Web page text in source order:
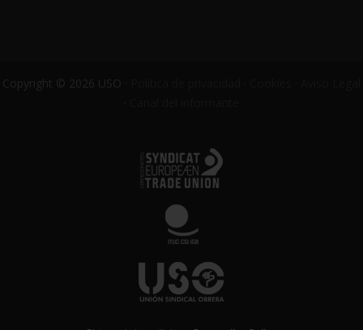
Copyright © 2026 USO ·